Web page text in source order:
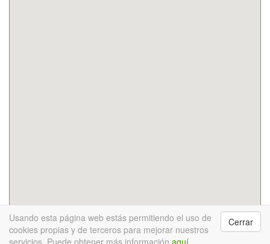
Cerrar
Usando esta página web estás permitiendo el uso de
cookies propias y de terceros para mejorar nuestros
servicios. Puede obtener más información aquí
InfoRecikla © 2017 Buscar residuo
Calendario punto
verde móvil
Descárgate la App Novedades
Acerca de